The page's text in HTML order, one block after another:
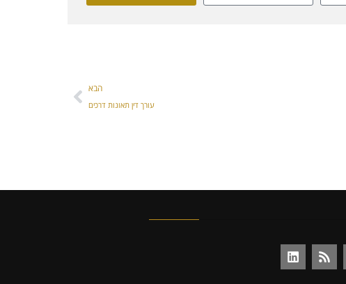
הבא
עורך דין תאונות דרכים